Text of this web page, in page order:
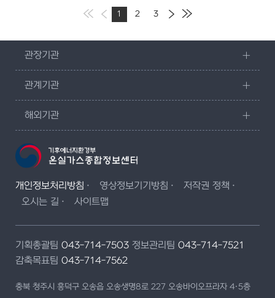
1 2 3
관장기관
관계기관
해외기관
개인정보처리방침 영상정보기기방침
저작권 정책
오시는 길
사이트맵
기획총괄팀 043-714-7503 정보관리팀 043-714-7521
감축목표팀 043-714-7562
충북 청주시 흥덕구 오송읍 오송생명8로 227 오송바이오프라자 4·5층